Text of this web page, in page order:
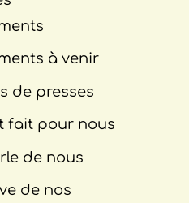
à venir
de presses
fait pour nous
de nous
de nos